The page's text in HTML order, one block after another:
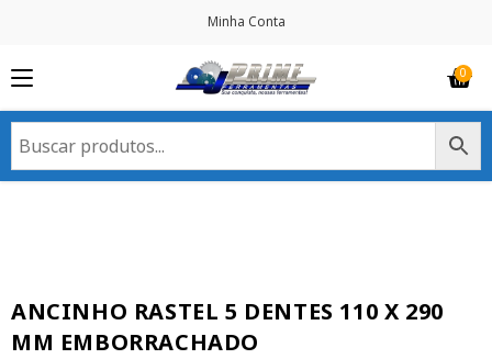
Minha Conta
ANCINHO RASTEL 5 DENTES 110 X 290
MM EMBORRACHADO